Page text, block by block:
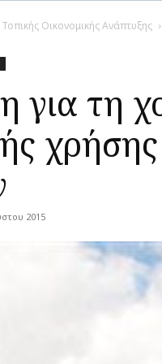
Οικονομικής Ανάπτυξης
για τη
2015